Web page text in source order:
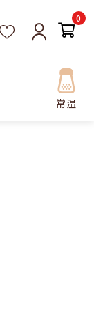
0
常温